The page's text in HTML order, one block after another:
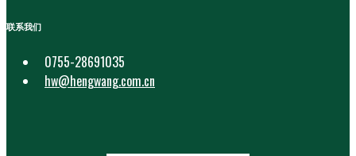
联系我们
0755-28691035
hw@hengwang.com.cn